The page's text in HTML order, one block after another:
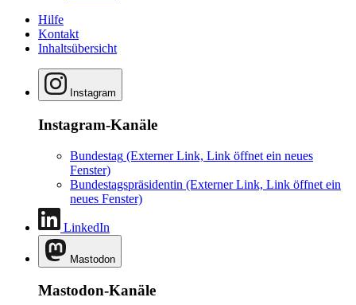
Hilfe
Kontakt
Inhaltsübersicht
Instagram
Instagram-Kanäle
Bundestag (Externer Link, Link öffnet ein neues
Fenster)
Bundestagspräsidentin (Externer Link, Link öffnet ein
neues Fenster)
LinkedIn
Mastodon
Mastodon-Kanäle